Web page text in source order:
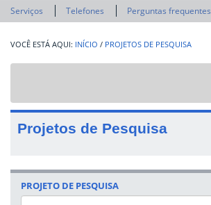
Serviços Telefones Perguntas frequentes
INÍCIO / PROJETOS DE PESQUISA
Projetos de Pesquisa
PROJETO DE PESQUISA